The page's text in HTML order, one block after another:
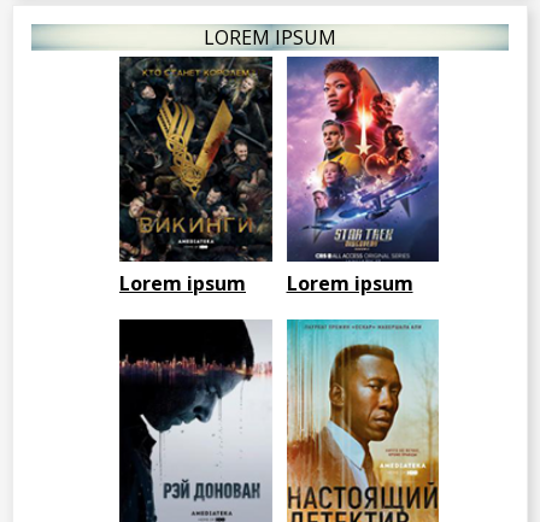
LOREM IPSUM
Lorem ipsum Lorem ipsum